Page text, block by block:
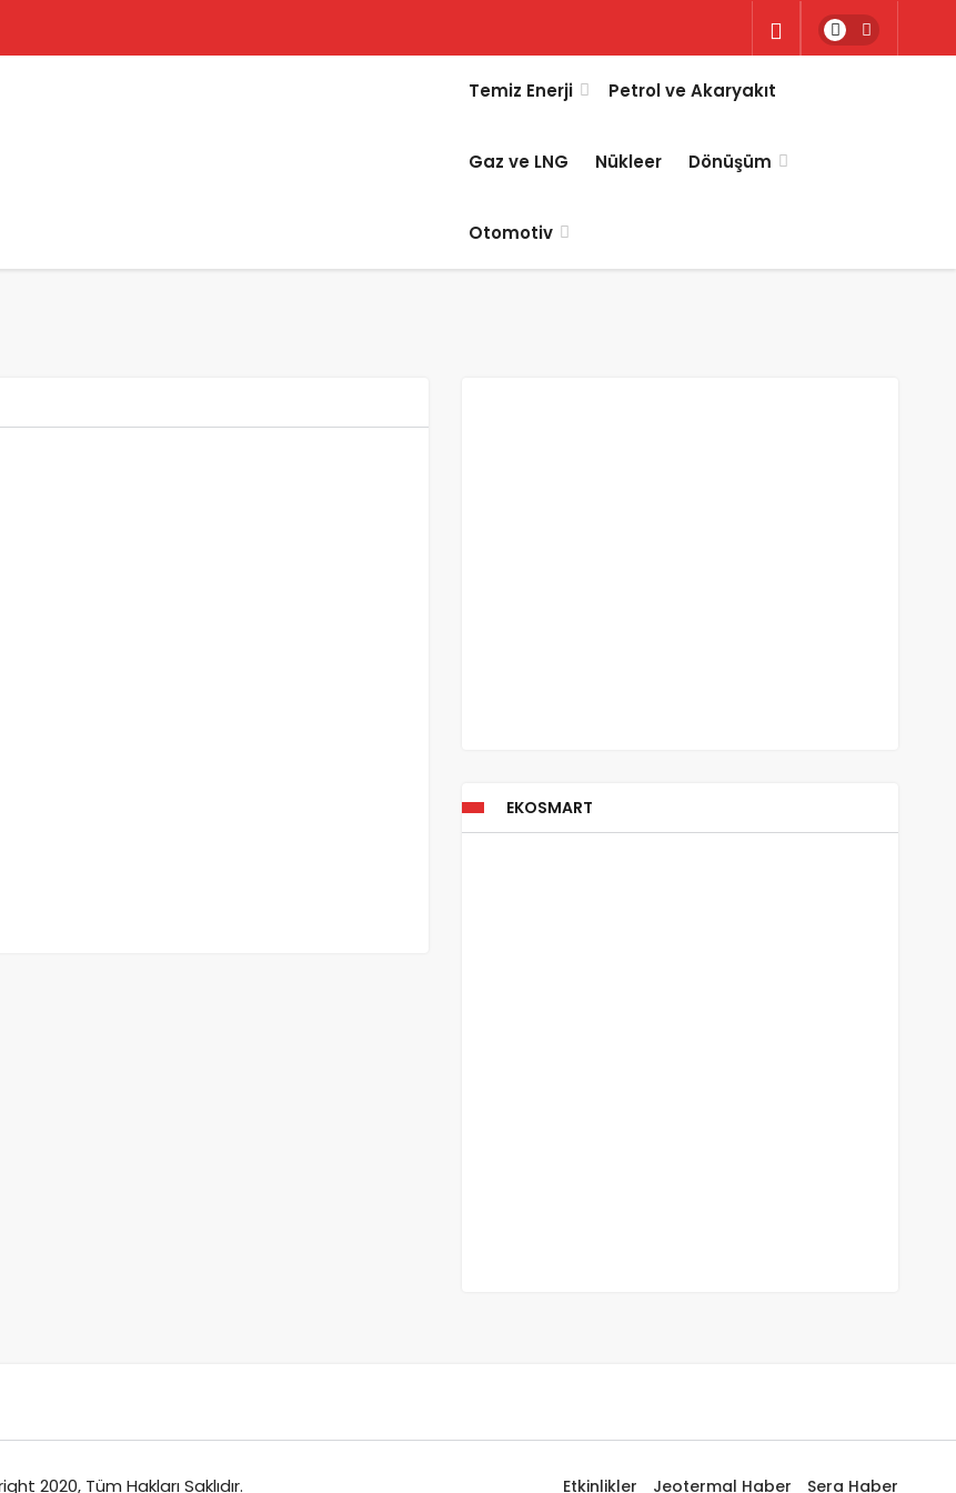
Temiz Enerji Petrol ve Akaryakıt
Gaz ve LNG Nükleer Dönüşüm
Otomotiv
EKOSMART
2020, Tüm Hakları Saklıdır. Etkinlikler Jeotermal Haber Sera Haber